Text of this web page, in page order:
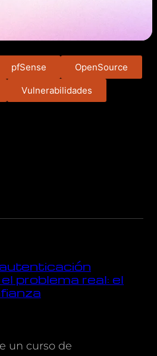
pfSense OpenSource
Vulnerabilidades
problema real: el
un curso de